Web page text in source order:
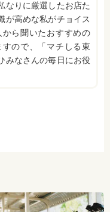
なりに厳選したお店た
が高めな私がチョイス
ら聞いたおすすめの
すので、「マチしる東
みなさんの毎日にお役